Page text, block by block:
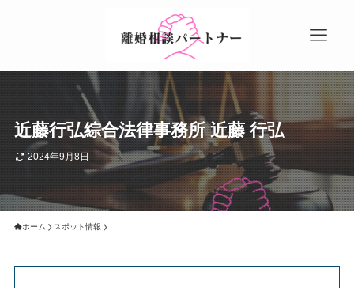
近藤行弘綜合法律事務所 近藤 行弘
2024年9月8日
ホーム スポット情報